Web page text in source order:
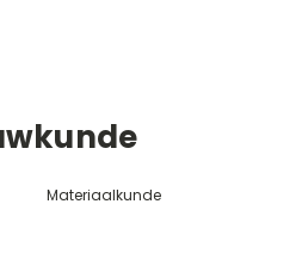
Materiaalkunde